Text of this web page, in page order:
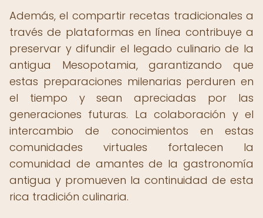
Además, el compartir recetas tradicionales a
través de plataformas en línea contribuye a
preservar y difundir el legado culinario de la
antigua Mesopotamia, garantizando que
estas preparaciones milenarias perduren en
el tiempo y sean apreciadas por las
generaciones futuras. La colaboración y el
intercambio de conocimientos en estas
comunidades virtuales fortalecen la
comunidad de amantes de la gastronomía
antigua y promueven la continuidad de esta
rica tradición culinaria.